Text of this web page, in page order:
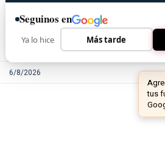
6/8/2026
Seguinos en
Ya lo hice Más tarde